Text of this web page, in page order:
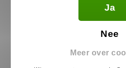
Op voorraad
Ja
Nee
Meer over